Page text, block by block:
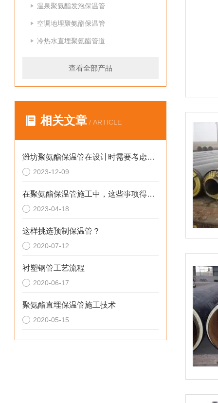
温泉聚氨酯发泡保温管
空调地埋聚氨酯保温管
冷热水直埋聚氨酯管道
查看全部产品
相关文章 / ARTICLE
潍坊聚氨酯保温管在设计时需要考虑哪些因素？
2023-12-09
在聚氨酯保温管施工中，这些事项得注意！
2023-04-18
这样挑选预制保温管？
2020-07-12
衬塑钢管工艺流程
2020-06-17
聚氨酯直埋保温管施工技术
2020-05-15